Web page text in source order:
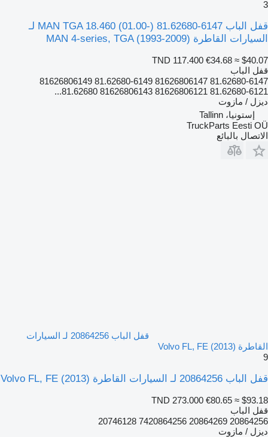
3
قفل الباب MAN TGA 18.460 (01.00-) 81.62680-6147 لـ
السيارات القاطرة MAN 4-series, TGA (1993-2009)
TND 117.400 €34.68 ≈ $40.07
قفل الباب
81.62680-6147 81626806147 81.62680-6149 81626806149
81.62680-6121 81626806121 81626806143 81.62680...
ديزل / مازوت
إستونيا، Tallinn
TruckParts Eesti OÜ
الاتصال بالبائع
قفل الباب 20864256 لـ السيارات
القاطرة Volvo FL, FE (2013)
9
قفل الباب 20864256 لـ السيارات القاطرة Volvo FL, FE (2013)
TND 273.000 €80.65 ≈ $93.18
قفل الباب
20864256 20864269 7420864256 20746128
ديزل / مازوت